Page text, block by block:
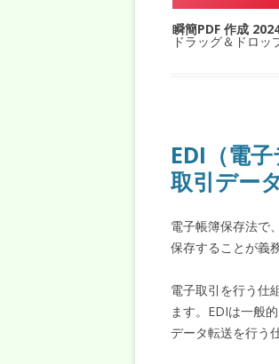
瞬簡PDF 作成
ドラッグ＆ドロッ
EDI（電
取引デー
電子帳簿保存法で
保存することが義
電子取引を行う仕
ます。EDIは一般
データ転送を行う